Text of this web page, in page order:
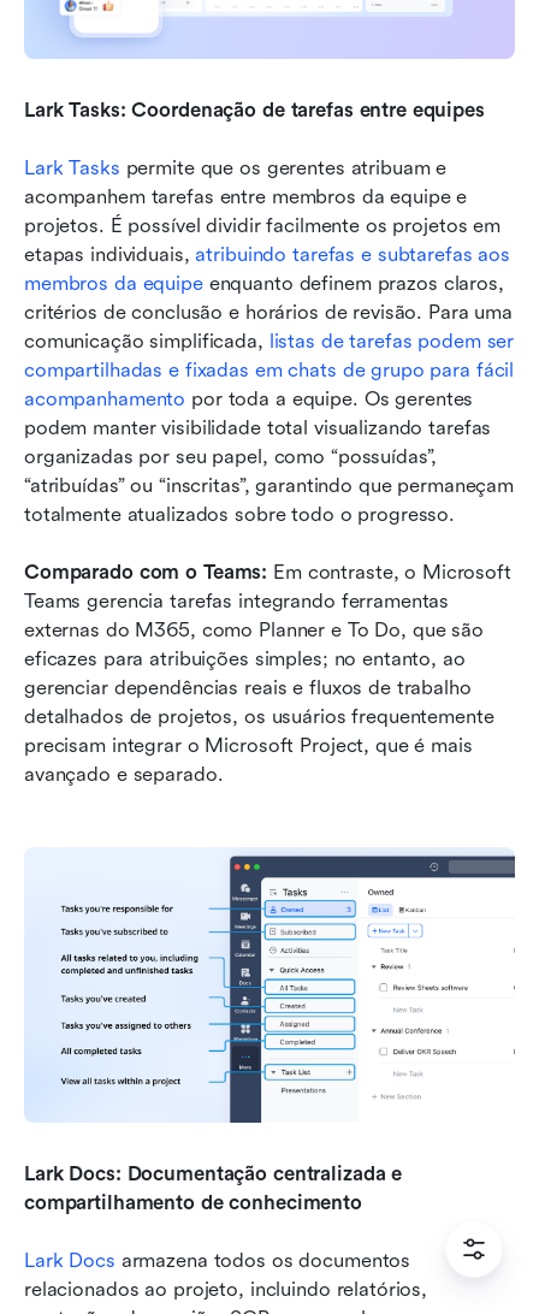
Lark Tasks: Coordenação de tarefas entre equipes
Lark Tasks permite que os gerentes atribuam e
acompanhem tarefas entre membros da equipe e
projetos. É possível dividir facilmente os projetos em
etapas individuais, atribuindo tarefas e subtarefas aos
membros da equipe enquanto definem prazos claros,
critérios de conclusão e horários de revisão. Para uma
comunicação simplificada, listas de tarefas podem ser
compartilhadas e fixadas em chats de grupo para fácil
acompanhamento por toda a equipe. Os gerentes
podem manter visibilidade total visualizando tarefas
organizadas por seu papel, como “possuídas”,
“atribuídas” ou “inscritas”, garantindo que permaneçam
totalmente atualizados sobre todo o progresso.
Comparado com o Teams: Em contraste, o Microsoft
Teams gerencia tarefas integrando ferramentas
externas do M365, como Planner e To Do, que são
eficazes para atribuições simples; no entanto, ao
gerenciar dependências reais e fluxos de trabalho
detalhados de projetos, os usuários frequentemente
precisam integrar o Microsoft Project, que é mais
avançado e separado.
Lark Docs: Documentação centralizada e
compartilhamento de conhecimento
Lark Docs armazena todos os documentos
relacionados ao projeto, incluindo relatórios,